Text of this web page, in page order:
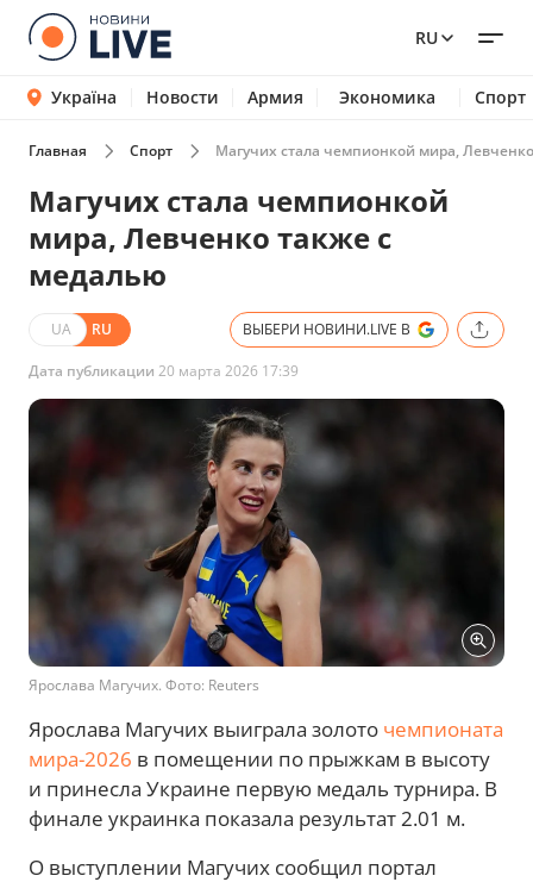
RU
Україна Новости Армия Экономика Спорт
Главная Спорт Магучих стала чемпионкой мира,
Магучих стала чемпионкой
мира, Левченко также с
медалью
UA RU ВЫБЕРИ НОВИНИ.LIVE В
Дата публикации 20 марта 2026 17:39
Ярослава Магучих. Фото: Reuters
Ярослава Магучих выиграла золото чемпионата
мира-2026 в помещении по прыжкам в высоту
и принесла Украине первую медаль турнира. В
финале украинка показала результат 2.01 м.
О выступлении Магучих сообщил портал